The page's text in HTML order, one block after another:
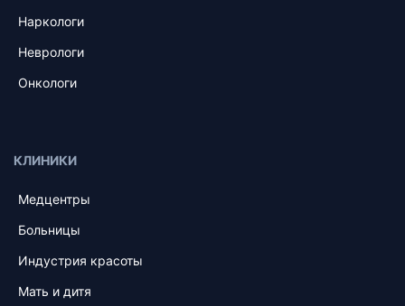
Наркологи
Неврологи
Онкологи
КЛИНИКИ
Медцентры
Больницы
Индустрия красоты
Мать и дитя